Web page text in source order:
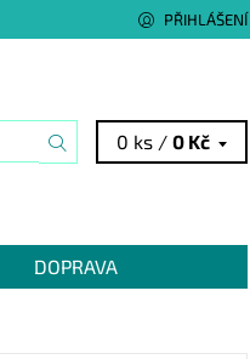
PŘIHLÁŠENÍ
0 ks /0 Kč
DOPRAVA